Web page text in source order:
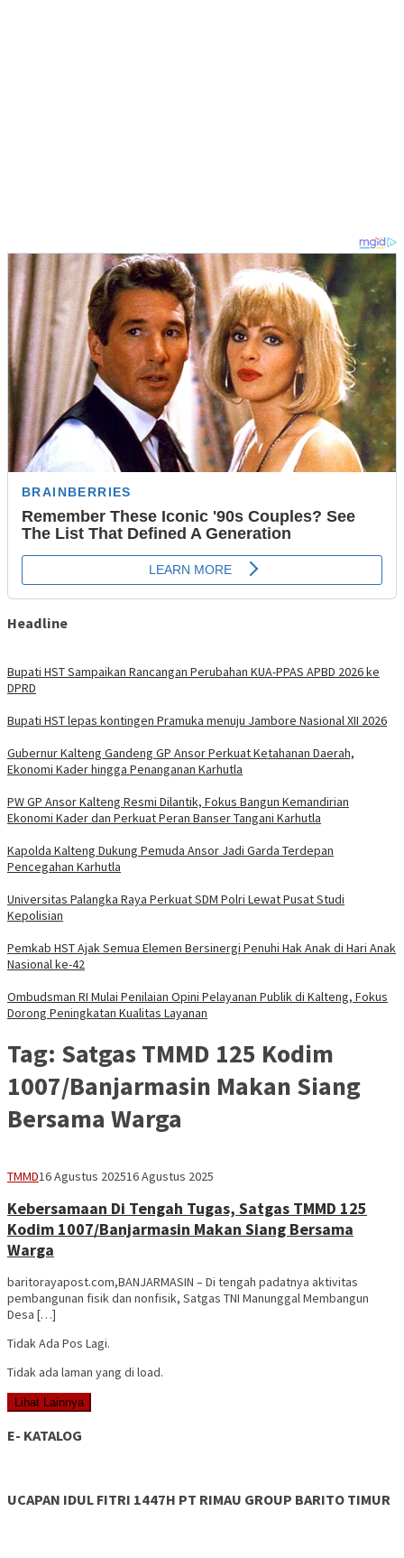
Headline
Bupati HST Sampaikan Rancangan Perubahan KUA-PPAS APBD 2026 ke
DPRD
Bupati HST lepas kontingen Pramuka menuju Jambore Nasional XII 2026
Gubernur Kalteng Gandeng GP Ansor Perkuat Ketahanan Daerah,
Ekonomi Kader hingga Penanganan Karhutla
PW GP Ansor Kalteng Resmi Dilantik, Fokus Bangun Kemandirian
Ekonomi Kader dan Perkuat Peran Banser Tangani Karhutla
Kapolda Kalteng Dukung Pemuda Ansor Jadi Garda Terdepan
Pencegahan Karhutla
Universitas Palangka Raya Perkuat SDM Polri Lewat Pusat Studi
Kepolisian
Pemkab HST Ajak Semua Elemen Bersinergi Penuhi Hak Anak di Hari Anak
Nasional ke-42
Ombudsman RI Mulai Penilaian Opini Pelayanan Publik di Kalteng, Fokus
Dorong Peningkatan Kualitas Layanan
Tag: Satgas TMMD 125 Kodim
1007/Banjarmasin Makan Siang
Bersama Warga
TMMDVananta
16 Agustus 202516 Agustus 2025
Kebersamaan Di Tengah Tugas, Satgas TMMD 125
Kodim 1007/Banjarmasin Makan Siang Bersama
Warga
baritorayapost.com,BANJARMASIN – Di tengah padatnya aktivitas
pembangunan fisik dan nonfisik, Satgas TNI Manunggal Membangun
Desa […]
Tidak Ada Pos Lagi.
Tidak ada laman yang di load.
Lihat Lainnya
E- KATALOG
UCAPAN IDUL FITRI 1447H PT RIMAU GROUP BARITO TIMUR